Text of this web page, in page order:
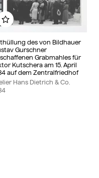
des von Bildhauer
Gurschner
Grabmahles für
Kutschera am 15. April
auf dem Zentralfriedhof
Hans Dietrich & Co.
Zu meinem Album